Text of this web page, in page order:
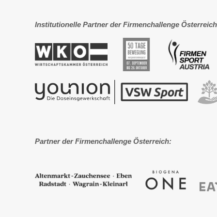
Institutionelle Partner der Firmenchallenge
Partner der Firmenchallenge Österreich: